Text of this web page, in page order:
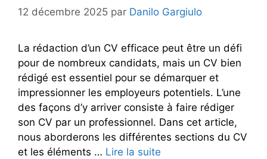
12 décembre 2025 par Danilo Gargiulo
La rédaction d’un CV efficace peut être un défi
pour de nombreux candidats, mais un CV bien
rédigé est essentiel pour se démarquer et
impressionner les employeurs potentiels. L’une
des façons d’y arriver consiste à faire rédiger
son CV par un professionnel. Dans cet article,
nous aborderons les différentes sections du CV
et les éléments … Lire la suite